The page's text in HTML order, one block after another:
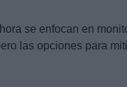
se enfocan en
las opciones para